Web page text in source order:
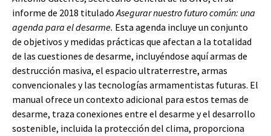
informe de 2018 tituladoAsegurar nuestro futuro común: una
agenda para el desarme. Esta agenda incluye un conjunto
de objetivos y medidas prácticas que afectan a la totalidad
de las cuestiones de desarme, incluyéndose aquí armas de
destrucción masiva, el espacio ultraterrestre, armas
convencionales y las tecnologías armamentistas futuras. El
manual ofrece un contexto adicional para estos temas de
desarme, traza conexiones entre el desarme y el desarrollo
sostenible, incluida la protección del clima, proporciona